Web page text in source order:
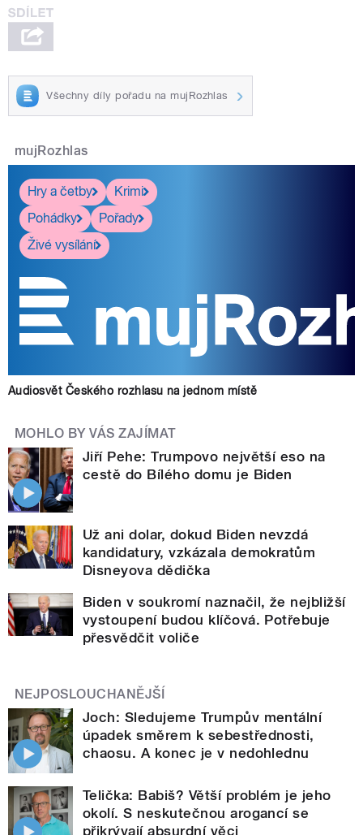
Všechny díly pořadu na mujRozhlas
mujRozhlas
Hry a četby
Krimi
Pohádky
Pořady
Živé vysílání
Audiosvět Českého rozhlasu na jednom místě
MOHLO BY VÁS ZAJÍMAT
Jiří Pehe: Trumpovo největší eso na
cestě do Bílého domu je Biden
Už ani dolar, dokud Biden nevzdá
kandidatury, vzkázala demokratům
Disneyova dědička
Biden v soukromí naznačil, že nejbližší
vystoupení budou klíčová. Potřebuje
přesvědčit voliče
NEJPOSLOUCHANĚJŠÍ
Joch: Sledujeme Trumpův mentální
úpadek směrem k sebestřednosti,
chaosu. A konec je v nedohlednu
Telička: Babiš? Větší problém je jeho
okolí. S neskutečnou arogancí se
přikrývají absurdní věci